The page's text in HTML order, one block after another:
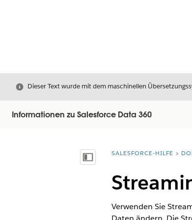
Schließen
Dieser Text wurde mit dem maschinellen
Informationen zu Salesforce Data 360
Inhalt anzeigenSie befinden sich hier:
SALESFORCE-HILFE
Verwenden Sie